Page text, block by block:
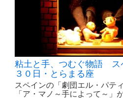
粘土と手、つむぐ物語
３０日・とらまる座
スペインの「劇団エル・パテ
「ア・マノ～手によって～」